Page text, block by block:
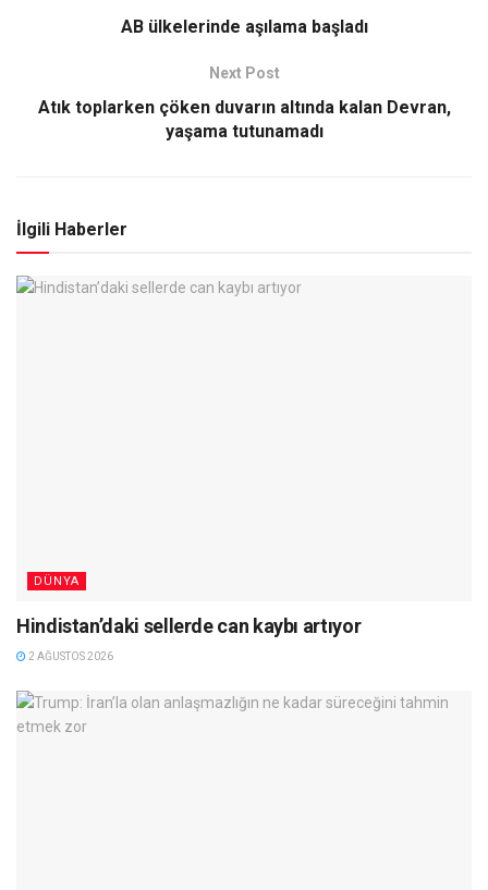
AB ülkelerinde aşılama başladı
Next Post
Atık toplarken çöken duvarın altında kalan Devran,
yaşama tutunamadı
İlgili Haberler
DÜNYA
Hindistan’daki sellerde can kaybı artıyor
2 AĞUSTOS 2026